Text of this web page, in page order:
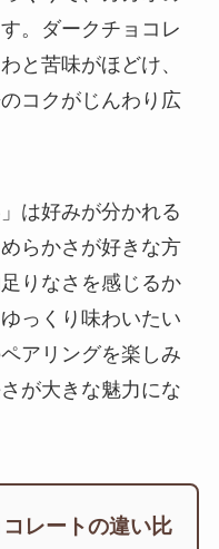
。ダークチョコレ
と苦味がほどけ、
コクがじんわり広
は好みが分かれる
らかさが好きな方
りなさを感じるか
っくり味わいたい
アリングを楽しみ
が大きな魅力にな
レートの違い比